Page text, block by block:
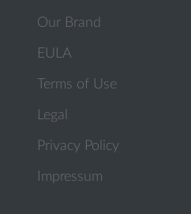
Our Brand
EULA
Terms of Use
Legal
Privacy Policy
Impressum